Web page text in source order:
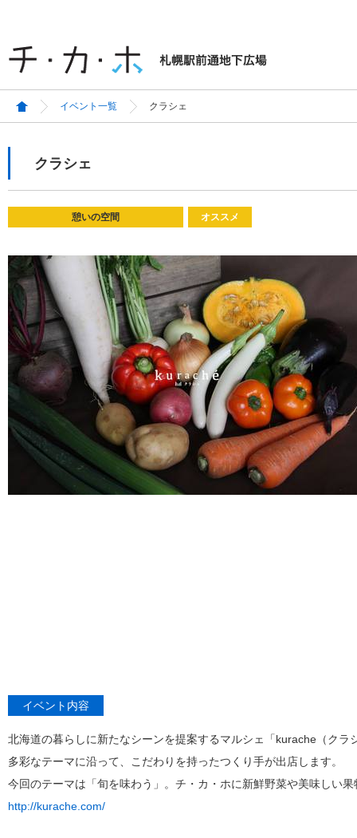
イベント一覧 クラシェ
クラシェ
憩いの空間 オススメ
イベント内容
北海道の暮らしに新たなシーンを提案するマルシェ「kurache（クラ
多彩なテーマに沿って、こだわりを持ったつくり手が出店します。
今回のテーマは「旬を味わう」。チ・カ・ホに新鮮野菜や美味しい
http://kurache.com/